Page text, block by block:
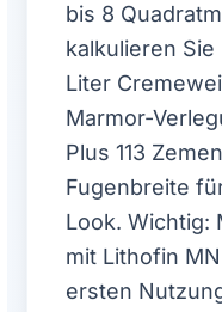
bis 8
kalkulieren
Liter
Marmor-
Plus 113
Fugenbreite
Look. Wichtig:
mit Lithofin
ersten